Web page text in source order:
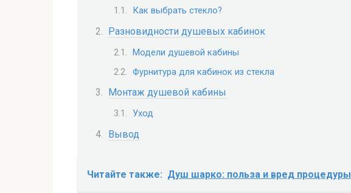
Как выбрать стекло?
Разновидности душевых кабинок
Модели душевой кабины
Фурнитура для кабинок из стекла
Монтаж душевой кабины
Уход
Вывод
Читайте также: Душ шарко: польза и вред процедуры